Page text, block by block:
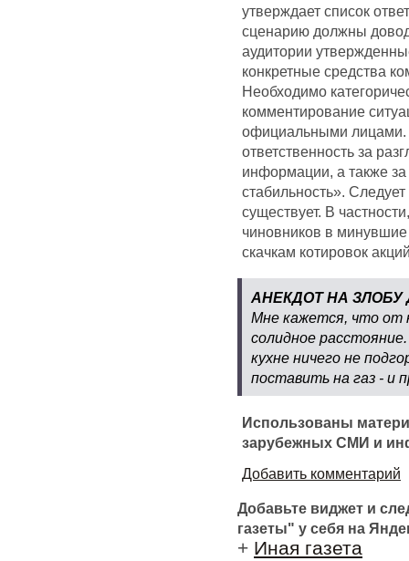
утверждает список
сценарию должны
аудитории
конкретные средства
Необходимо
комментирование
официальными лицами.
ответственность за
информации, а также
стабильность».
существует. В
чиновников в
скачкам котировок
АНЕКДОТ НА ЗЛОБУ
Мне кажется, что от
солидное
кухне ничего не
поставить на газ - и
Использованы
зарубежных СМИ и
Добавить комментарий
Добавьте виджет и
газеты" у себя на
+ Иная газета